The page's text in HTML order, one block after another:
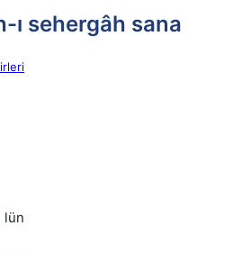
ı sehergâh sana
lün